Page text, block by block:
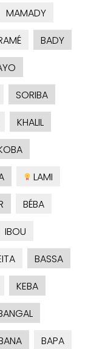
MAMADY
BADY
SORIBA
KHALIL
LAMI
BÉBA
IBOU
BASSA
KEBA
BAPA